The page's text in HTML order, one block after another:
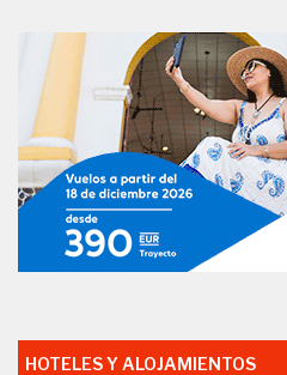
HOTELES Y ALOJAMIENTOS